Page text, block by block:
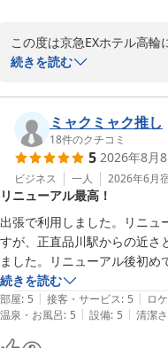
フロント
ン）
2026-06-11
この度は京急EXホテル高
ます。
大変嬉しいご投稿誠にあり
いただけることは、私共に
お客様の仰る通り、最寄り
んだところにございます。
せん。
お客様の快適なお時間を過
ので、またぜひお近くへお
幸いです。
またお客様をお出迎えでき
京急EXホテル高輪
続きを読む
ミャクミャク推し
18件のクチコミ
5 2026年8月
ビジネス 一人 2026年6月
リニューアル最高！
出張で利用しました。リニュ
すが、正直品川駅からの近さ
ました。リニューアル後初め
くらい段違いにきれいです。
り、きれいで過ごしやすい。
続きを読む
部屋: 5 | 接客・サービス: 5 | ロ
温泉・お風呂: 5 | 設備: 5 | 清潔さ